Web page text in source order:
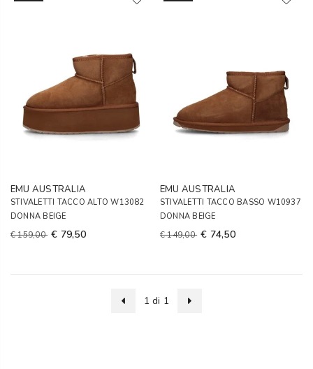
EMU AUSTRALIA
STIVALETTI TACCO ALTO W13082
DONNA BEIGE
€ 159,00 € 79,50
EMU AUSTRALIA
STIVALETTI TACCO BASSO W10937
DONNA BEIGE
€ 149,00 € 74,50
1 di 1